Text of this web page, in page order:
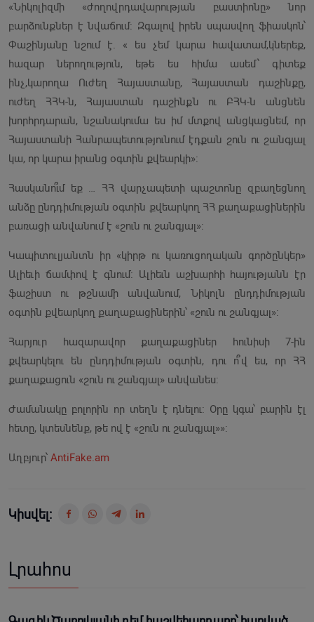
«Նիկոլիզմի «ժողովրդավարության բաստիոնը» նոր
բարձունքներ է նվաճում։ Զգալով իրեն սպասվող ֆիասկոն՝
Փաշինյանը նշում է. « ես չեմ կարա հավատամ,կներեք,
հազար ներողություն, եթե ես հիմա ասեմ՝ գիտեք
ինչ,կարողա Ուժեղ Հայաստանը, Հայաստան դաշինքը,
ուժեղ ՀՀԿ-ն, Հայաստան դաշինքն ու ԲՀԿ-ն անցնեն
խորհրդարան, նշանակումա ես իմ մտքով անցկացնեմ, որ
Հայաստանի Հանրապետությունում էդքան շուն ու շանգյալ
կա, որ կարա իրանց օգտին քվեարկի»։
Հասկանո՞ւմ եք … ՀՀ վարչապետի պաշտոնը զբաղեցնող
անձը ընդդիմության օգտին քվեարկող ՀՀ քաղաքացիներին
բառացի անվանում է «շուն ու շանգյալ»։
Կապիտուլյանտն իր «կիրթ ու կառուցողական գործընկեր»
Ալիեւի ճամփով է գնում։ Ալիեւն աշխարհի հայությանն էր
ֆաշիստ ու թշնամի անվանում, Նիկոլն ընդդիմության
օգտին քվեարկող քաղաքացիներին՝ «շուն ու շանգյալ»։
Հարյուր հազարավոր քաղաքացիներ հունիսի 7-ին
քվեարկելու են ընդդիմության օգտին, դու ո՞վ ես, որ ՀՀ
քաղաքացուն «շուն ու շանգյալ» անվանես։
Ժամանակը բոլորին որ տեղն է դնելու։ Օրը կգա՝ բարին էլ
հետը, կտեսնենք, թե ով է «շուն ու շանգյալ»»:
Աղբյուր՝ AntiFake.am
Կիսվել:
Լրահոս